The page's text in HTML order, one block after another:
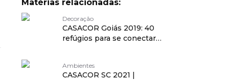
Matérias relacionadas:
Decoração
CASACOR Goiás 2019: 40
refúgios para se conectar
Ambientes
CASACOR SC 2021 |